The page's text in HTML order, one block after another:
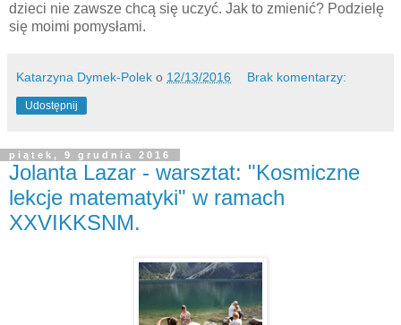
dzieci nie zawsze chcą się uczyć. Jak to zmienić? Podzielę
się moimi pomysłami.
Katarzyna Dymek-Polek o 12/13/2016 Brak komentarzy:
Udostępnij
piątek, 9 grudnia 2016
Jolanta Lazar - warsztat: "Kosmiczne
lekcje matematyki" w ramach
XXVIKKSNM.